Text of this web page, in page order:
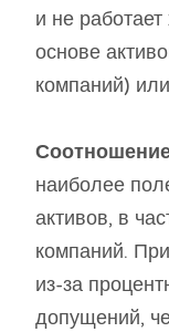
и не
основе
компаний)
наиболее
активов, в
компаний.
из-за
допущений,